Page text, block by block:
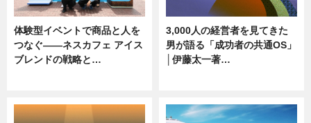
体験型イベントで商品と人を
つなぐ――ネスカフェ アイス
ブレンドの戦略と…
3,000人の経営者を見てきた
男が語る「成功者の共通OS」
│伊藤太一著…